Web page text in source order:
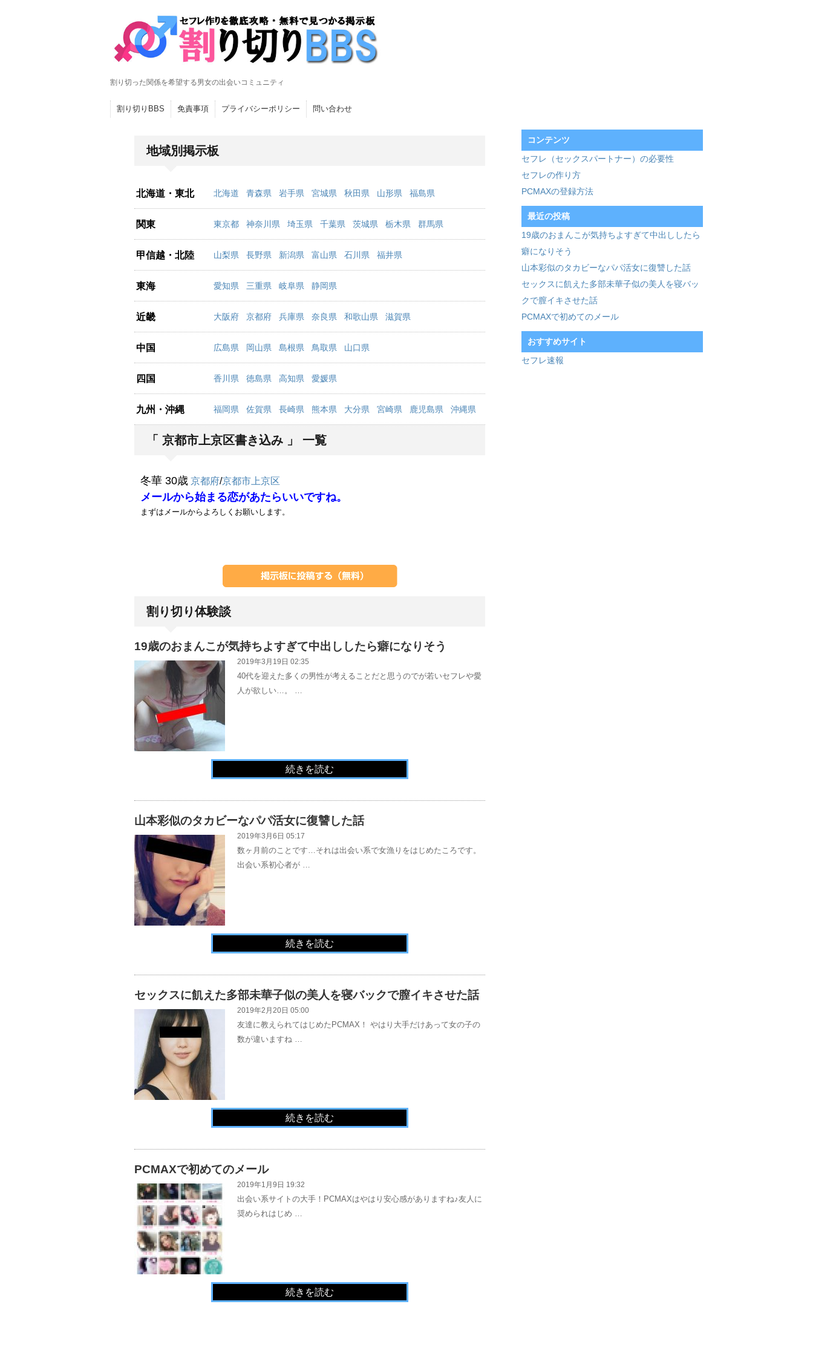
割り切った関係を希望する男女の出会いコミュニティ
割り切りBBS 免責事項 プライバシーポリシー 問い合わせ
地域別掲示板
北海道・東北 北海道 青森県 岩手県 宮城県 秋田県 山形県 福島県
関東 東京都 神奈川県 埼玉県 千葉県 茨城県 栃木県 群馬県
甲信越・北陸 山梨県 長野県 新潟県 富山県 石川県 福井県
東海 愛知県 三重県 岐阜県 静岡県
近畿 大阪府 京都府 兵庫県 奈良県 和歌山県 滋賀県
中国 広島県 岡山県 島根県 鳥取県 山口県
四国 香川県 徳島県 高知県 愛媛県
九州・沖縄 福岡県 佐賀県 長崎県 熊本県 大分県 宮崎県 鹿児島県 沖縄県
「 京都市上京区書き込み 」 一覧
冬華 30歳 京都府/京都市上京区
メールから始まる恋があたらいいですね。
まずはメールからよろしくお願いします。
割り切り体験談
19歳のおまんこが気持ちよすぎて中出ししたら癖になりそう
2019年3月19日 02:35
40代を迎えた多くの男性が考えることだと思うのでが若いセフレや愛
人が欲しい…。 …
続きを読む
山本彩似のタカビーなパパ活女に復讐した話
2019年3月6日 05:17
数ヶ月前のことです…それは出会い系で女漁りをはじめたころです。
出会い系初心者が …
続きを読む
セックスに飢えた多部未華子似の美人を寝バックで膣イキさせた話
2019年2月20日 05:00
友達に教えられてはじめたPCMAX！ やはり大手だけあって女の子の
数が違いますね …
続きを読む
PCMAXで初めてのメール
2019年1月9日 19:32
出会い系サイトの大手！PCMAXはやはり安心感がありますね♪友人に
奨められはじめ …
続きを読む
コンテンツ
セフレ（セックスパートナー）の必要性
セフレの作り方
PCMAXの登録方法
最近の投稿
19歳のおまんこが気持ちよすぎて中出ししたら
癖になりそう
山本彩似のタカビーなパパ活女に復讐した話
セックスに飢えた多部未華子似の美人を寝バッ
クで膣イキさせた話
PCMAXで初めてのメール
おすすめサイト
セフレ速報